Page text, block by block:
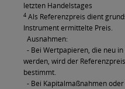
letzten Handelstages
4 Als Referenzpreis dient
Instrument ermittelte Preis.
Ausnahmen:
- Bei Wertpapieren, die neu
werden, wird der
bestimmt.
- Bei Kapitalmaßnahmen